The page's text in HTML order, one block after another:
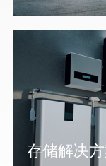
让用电更经济、
使用太阳能宏晟
存储解决